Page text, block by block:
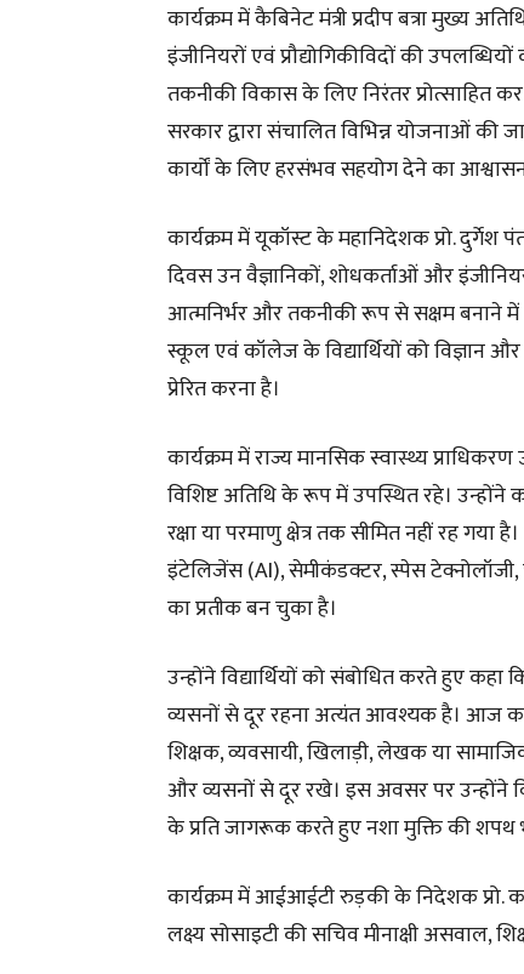
कार्यक्रम में कैबिनेट मंत्री प्रदीप बत्रा मुख्य
इंजीनियरों एवं प्रौद्योगिकीविदों की
तकनीकी विकास के लिए निरंतर प्रोत्साहित कर
सरकार द्वारा संचालित विभिन्न योजनाओं
कार्यों के लिए हरसंभव सहयोग देने का
कार्यक्रम में यूकॉस्ट के महानिदेशक प्रो. दुर्गेश
दिवस उन वैज्ञानिकों, शोधकर्ताओं और
आत्मनिर्भर और तकनीकी रूप से सक्षम बनाने में
स्कूल एवं कॉलेज के विद्यार्थियों को विज्ञान और
प्रेरित करना है।
कार्यक्रम में राज्य मानसिक स्वास्थ्य
विशिष्ट अतिथि के रूप में उपस्थित रहे। उन्होंने
रक्षा या परमाणु क्षेत्र तक सीमित नहीं रह
इंटेलिजेंस (AI), सेमीकंडक्टर, स्पेस टेक्नोलॉजी,
का प्रतीक बन चुका है।
उन्होंने विद्यार्थियों को संबोधित करते हुए
व्यसनों से दूर रहना अत्यंत आवश्यक है। आज का
शिक्षक, व्यवसायी, खिलाड़ी, लेखक या
और व्यसनों से दूर रखे। इस अवसर पर उन्होंने
के प्रति जागरूक करते हुए नशा मुक्ति की शपथ
कार्यक्रम में आईआईटी रुड़की के निदेशक प्रो.
लक्ष्य सोसाइटी की सचिव मीनाक्षी असवाल,